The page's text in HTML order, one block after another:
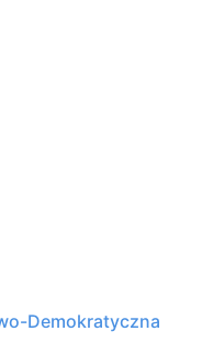
Demokratyczna